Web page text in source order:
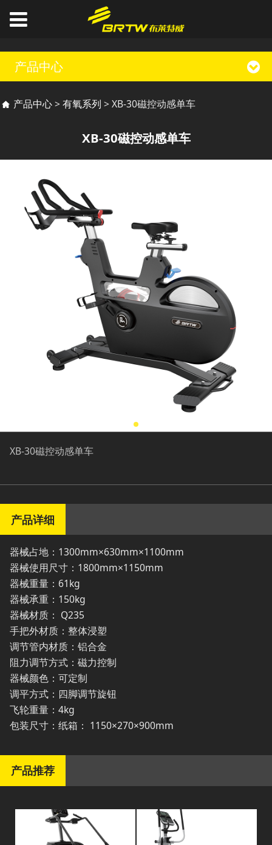
产品中心
XB-30磁控动感单车
产品中心>有氧系列 >XB-30磁控动感单车
XB-30磁控动感单车
XB-30磁控动感单车
产品详细
器械占地：1300mm×630mm×1100mm
器械使用尺寸：1800mm×1150mm
器械重量：61kg
器械承重：150kg
器械材质： Q235
手把外材质：整体浸塑
调节管内材质：铝合金
阻力调节方式：磁力控制
器械颜色：可定制
调平方式：四脚调节旋钮
飞轮重量：4kg
包装尺寸：纸箱： 1150×270×900mm
产品推荐